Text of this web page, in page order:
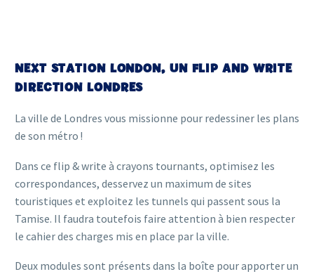
NEXT STATION LONDON, UN FLIP AND WRITE
DIRECTION LONDRES
La ville de Londres vous missionne pour redessiner les plans
de son métro !
Dans ce flip & write à crayons tournants, optimisez les
correspondances, desservez un maximum de sites
touristiques et exploitez les tunnels qui passent sous la
Tamise. Il faudra toutefois faire attention à bien respecter
le cahier des charges mis en place par la ville.
Deux modules sont présents dans la boîte pour apporter un